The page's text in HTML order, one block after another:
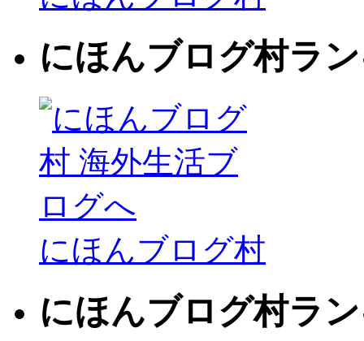
にほんブログ村ラ
にほんブログ村
にほんブログ村ラ